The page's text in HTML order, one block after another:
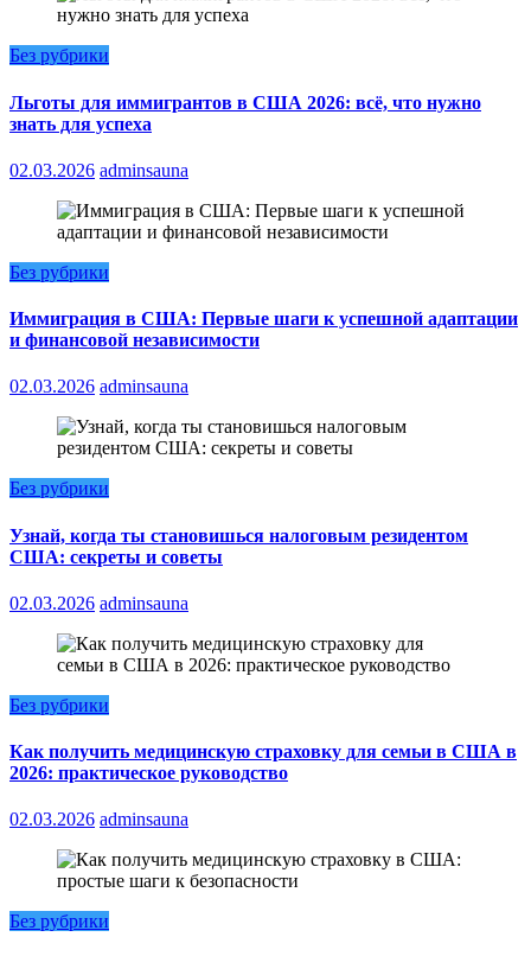
Без рубрики
Льготы для иммигрантов в США 2026: всё, что нужно
знать для успеха
02.03.2026 adminsauna
Без рубрики
Иммиграция в США: Первые шаги к успешной адаптации
и финансовой независимости
02.03.2026 adminsauna
Без рубрики
Узнай, когда ты становишься налоговым резидентом
США: секреты и советы
02.03.2026 adminsauna
Без рубрики
Как получить медицинскую страховку для семьи в США в
2026: практическое руководство
02.03.2026 adminsauna
Без рубрики